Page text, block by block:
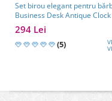
Set birou elegant pentru
Business Desk Antique Clock
cadou premium pentru șef, soț
sau partener de afaceri
294 Lei
(5)